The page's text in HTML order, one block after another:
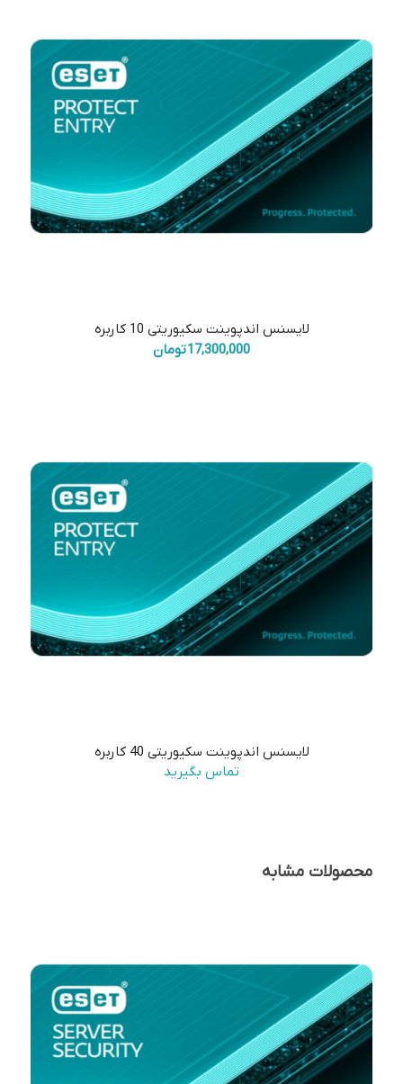
لایسنس اندپوینت سکیوریتی 10 کاربره
17,300,000تومان
لایسنس اندپوینت سکیوریتی 40 کاربره
تماس بگیرید
محصولات مشابه